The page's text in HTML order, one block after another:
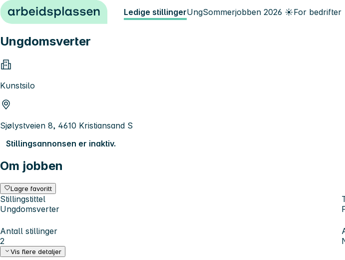
Hopp til innhold Ledige stillingerUngSommerjobben 2026 ☀️For bedrifter
Ungdomsverter
Kunstsilo
Sjølystveien 8, 4610 Kristiansand S
Stillingsannonsen er inaktiv.
Om jobben
Lagre favoritt
Stillingstittel
Ungdomsverter
Antall stillinger
2
Vis flere detaljer